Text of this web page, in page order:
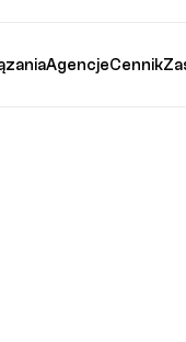
AgencjeCennik